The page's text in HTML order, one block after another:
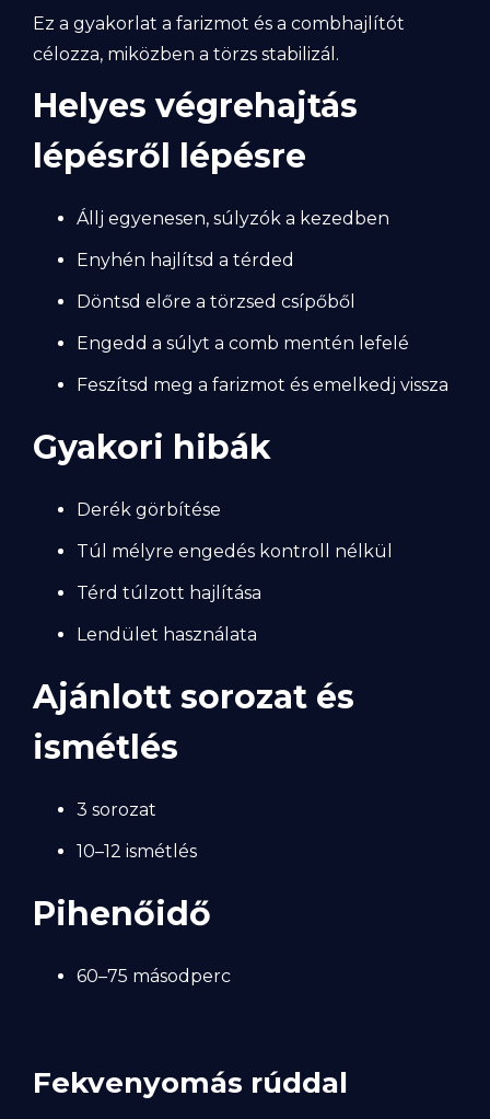
Ez a gyakorlat a farizmot és a combhajlítót
célozza, miközben a törzs stabilizál.
Helyes végrehajtás
lépésről lépésre
Állj egyenesen, súlyzók a kezedben
Enyhén hajlítsd a térded
Döntsd előre a törzsed csípőből
Engedd a súlyt a comb mentén lefelé
Feszítsd meg a farizmot és emelkedj vissza
Gyakori hibák
Derék görbítése
Túl mélyre engedés kontroll nélkül
Térd túlzott hajlítása
Lendület használata
Ajánlott sorozat és
ismétlés
3 sorozat
10–12 ismétlés
Pihenőidő
60–75 másodperc
Fekvenyomás rúddal